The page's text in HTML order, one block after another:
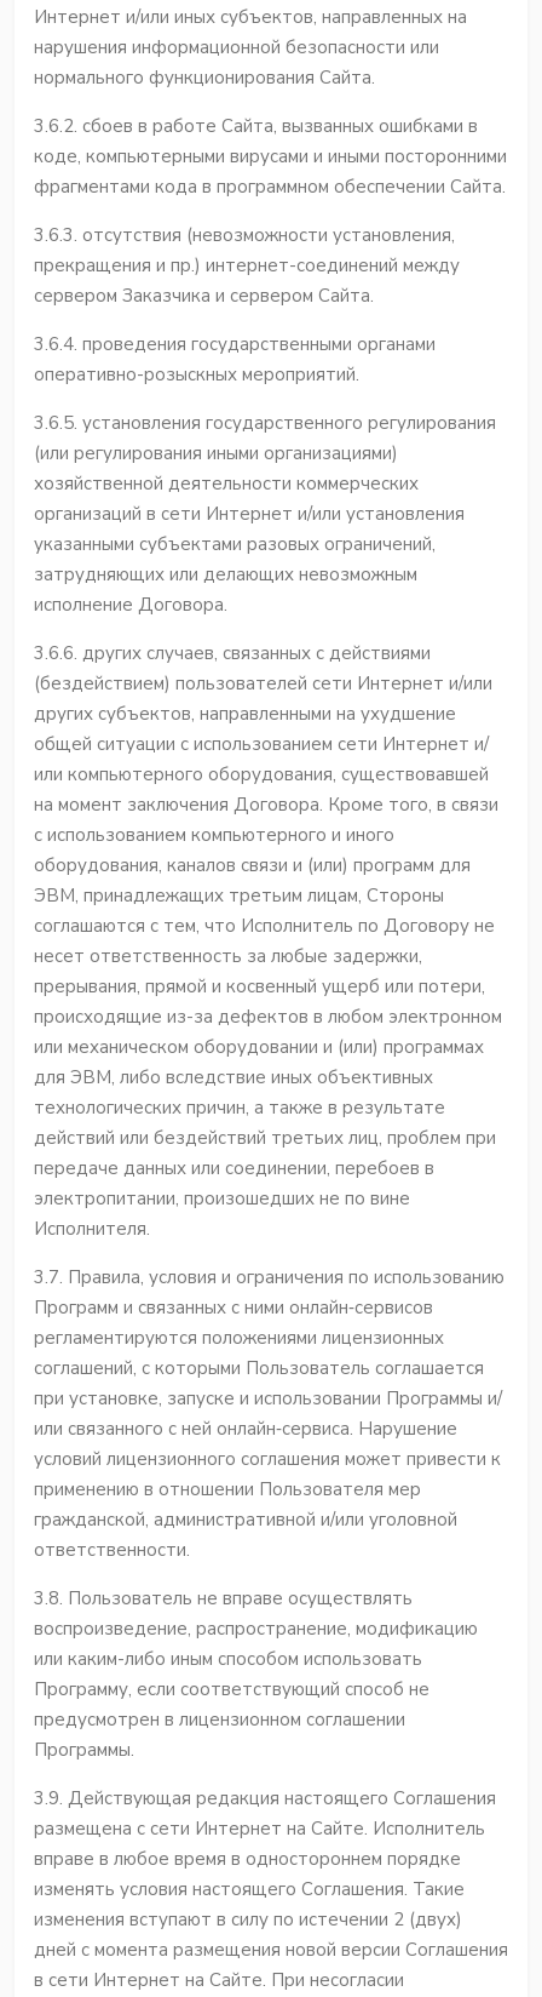
Интернет и/или иных субъектов, направленных на
нарушения информационной безопасности или
нормального функционирования Сайта.
3.6.2. сбоев в работе Сайта, вызванных ошибками в
коде, компьютерными вирусами и иными посторонними
фрагментами кода в программном обеспечении Сайта.
3.6.3. отсутствия (невозможности установления,
прекращения и пр.) интернет-соединений между
сервером Заказчика и сервером Сайта.
3.6.4. проведения государственными органами
оперативно-розыскных мероприятий.
3.6.5. установления государственного регулирования
(или регулирования иными организациями)
хозяйственной деятельности коммерческих
организаций в сети Интернет и/или установления
указанными субъектами разовых ограничений,
затрудняющих или делающих невозможным
исполнение Договора.
3.6.6. других случаев, связанных с действиями
(бездействием) пользователей сети Интернет и/или
других субъектов, направленными на ухудшение
общей ситуации с использованием сети Интернет и/
или компьютерного оборудования, существовавшей
на момент заключения Договора. Кроме того, в связи
с использованием компьютерного и иного
оборудования, каналов связи и (или) программ для
ЭВМ, принадлежащих третьим лицам, Стороны
соглашаются с тем, что Исполнитель по Договору не
несет ответственность за любые задержки,
прерывания, прямой и косвенный ущерб или потери,
происходящие из-за дефектов в любом электронном
или механическом оборудовании и (или) программах
для ЭВМ, либо вследствие иных объективных
технологических причин, а также в результате
действий или бездействий третьих лиц, проблем при
передаче данных или соединении, перебоев в
электропитании, произошедших не по вине
Исполнителя.
3.7. Правила, условия и ограничения по использованию
Программ и связанных с ними онлайн‐сервисов
регламентируются положениями лицензионных
соглашений, с которыми Пользователь соглашается
при установке, запуске и использовании Программы и/
или связанного с ней онлайн‐сервиса. Нарушение
условий лицензионного соглашения может привести к
применению в отношении Пользователя мер
гражданской, административной и/или уголовной
ответственности.
3.8. Пользователь не вправе осуществлять
воспроизведение, распространение, модификацию
или каким-либо иным способом использовать
Программу, если соответствующий способ не
предусмотрен в лицензионном соглашении
Программы.
3.9. Действующая редакция настоящего Соглашения
размещена с сети Интернет на Сайте. Исполнитель
вправе в любое время в одностороннем порядке
изменять условия настоящего Соглашения. Такие
изменения вступают в силу по истечении 2 (двух)
дней с момента размещения новой версии Соглашения
в сети Интернет на Сайте. При несогласии